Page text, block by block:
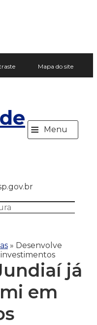
Mapa do site
≡ Menu
» Desenvolve
já
em